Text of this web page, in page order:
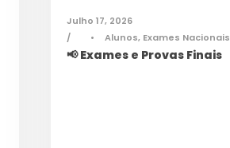
Julho 17, 2026
•
Alunos, Exames Nacionais
📢 Exames e Provas Finais